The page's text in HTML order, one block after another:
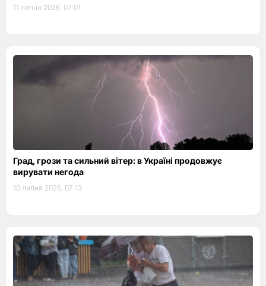
11 липня 2026, 07:01
Град, грози та сильний вітер: в Україні продовжує
вирувати негода
10 липня 2026, 07:13